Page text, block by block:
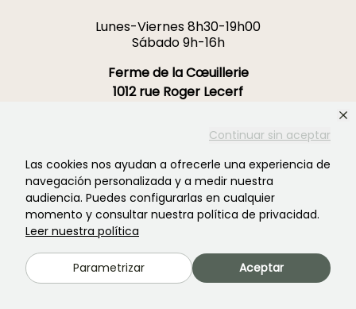
Continuar sin aceptar
Las cookies nos ayudan a ofrecerle una experiencia de
navegación personalizada y a medir nuestra
audiencia. Puedes configurarlas en cualquier
momento y consultar nuestra política de privacidad.
Leer nuestra política
Parametrizar Aceptar
Lunes-Viernes 8h30-19h00
Sábado 9h-16h
Ferme de la Cœuillerie
1012 rue Roger Lecerf
Contacta con nosotros →
MÁS DE 3700 OPINIONES CERTIFICADAS:
TU EXPERIENCIA CUENTA
PARA NOSOTROS